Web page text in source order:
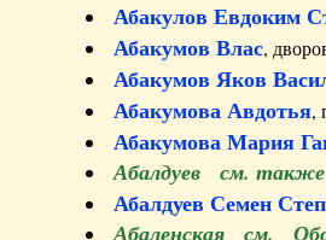
Абакулов Евдоким
Абакумов Влас,
Абакумов Яков
Абакумова Авдотья,
Абакумова Мария
Абалдуев см.
Абалдуев Семен
Абаленская см.